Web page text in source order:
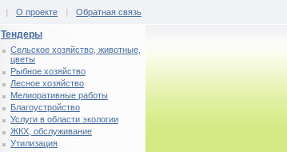
| О проекте | Обратная связь
Тендеры
Сельское хозяйство, животные,
цветы
Рыбное хозяйство
Лесное хозяйство
Мелиоративные работы
Благоустройство
Услуги в области экологии
ЖКХ, обслуживание
Утилизация